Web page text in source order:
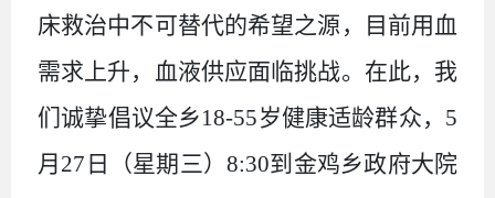
床救治中不可替代的希望之源 ，目前用血
需求上升，血液供应面临挑战。 在此，我
们诚挚倡议全乡18-55岁健康适龄群众， 5
月 27 日（星期 三） 8:30到金鸡乡政府大院